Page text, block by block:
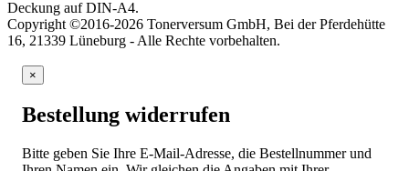
Deckung auf DIN-A4.
Copyright ©2016-2026 Tonerversum GmbH, Bei der Pferdehütte
16, 21339 Lüneburg - Alle Rechte vorbehalten.
×
Bestellung widerrufen
Bitte geben Sie Ihre E-Mail-Adresse, die Bestellnummer und